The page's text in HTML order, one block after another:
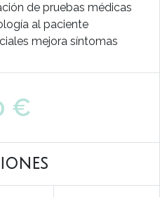
de pruebas médicas
al paciente
mejora síntomas
€